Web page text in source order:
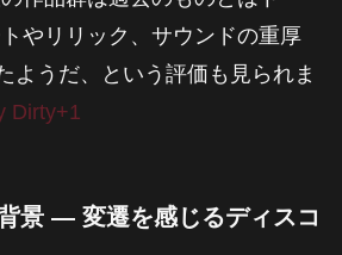
やリリック、サウンドの重厚
ようだ、という評価も見られま
Dirty+1
景 — 変遷を感じるディスコ